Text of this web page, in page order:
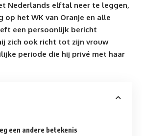
Nederlands elftal neer te leggen,
op het WK van Oranje en alle
een persoonlijk bericht
zich ook richt tot zijn vrouw
periode die hij privé met haar
een andere betekenis